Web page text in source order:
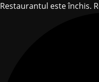
Restaurantul este închis.